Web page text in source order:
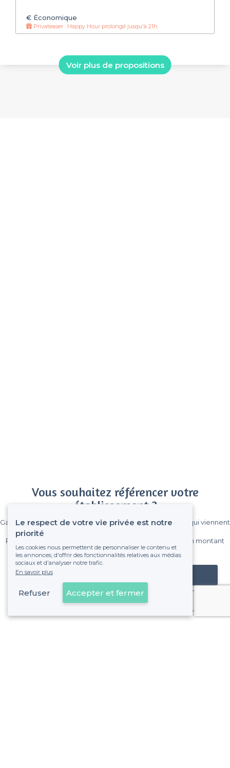
€ Économique
Privateaser : Happy Hour prolongé jusqu'à 21h
Voir plus de propositions
Vous souhaitez référencer votre
établissement ?
Gagnez de nombreux clients parmi le million de visiteurs qui viennent
Pas de commissions et sans engagement, vous payez un montant
fixe sans risque de voir déraper la facture.
Référencer mon établissement
Déjà client
Le respect de votre vie privée est notre
priorité
Les cookies nous permettent de personnaliser le contenu et
les annonces, d'offrir des fonctionnalités relatives aux médias
sociaux et d'analyser notre trafic.
En savoir plus
Refuser Accepter et fermer